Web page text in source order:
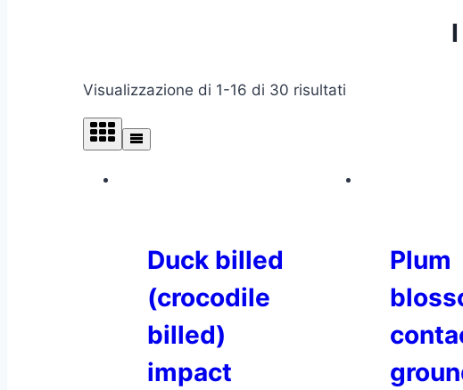
Visualizzazione di 1-16 di 30 risultati
Duck billed
(crocodile
billed)
impact
Plum